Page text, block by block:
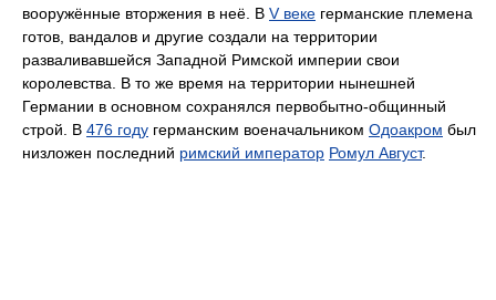
вооружённые вторжения в неё. В V веке германские племена
готов, вандалов и другие создали на территории
разваливавшейся Западной Римской империи свои
королевства. В то же время на территории нынешней
Германии в основном сохранялся первобытно-общинный
строй. В 476 году германским военачальником Одоакром был
низложен последний римский император Ромул Август.